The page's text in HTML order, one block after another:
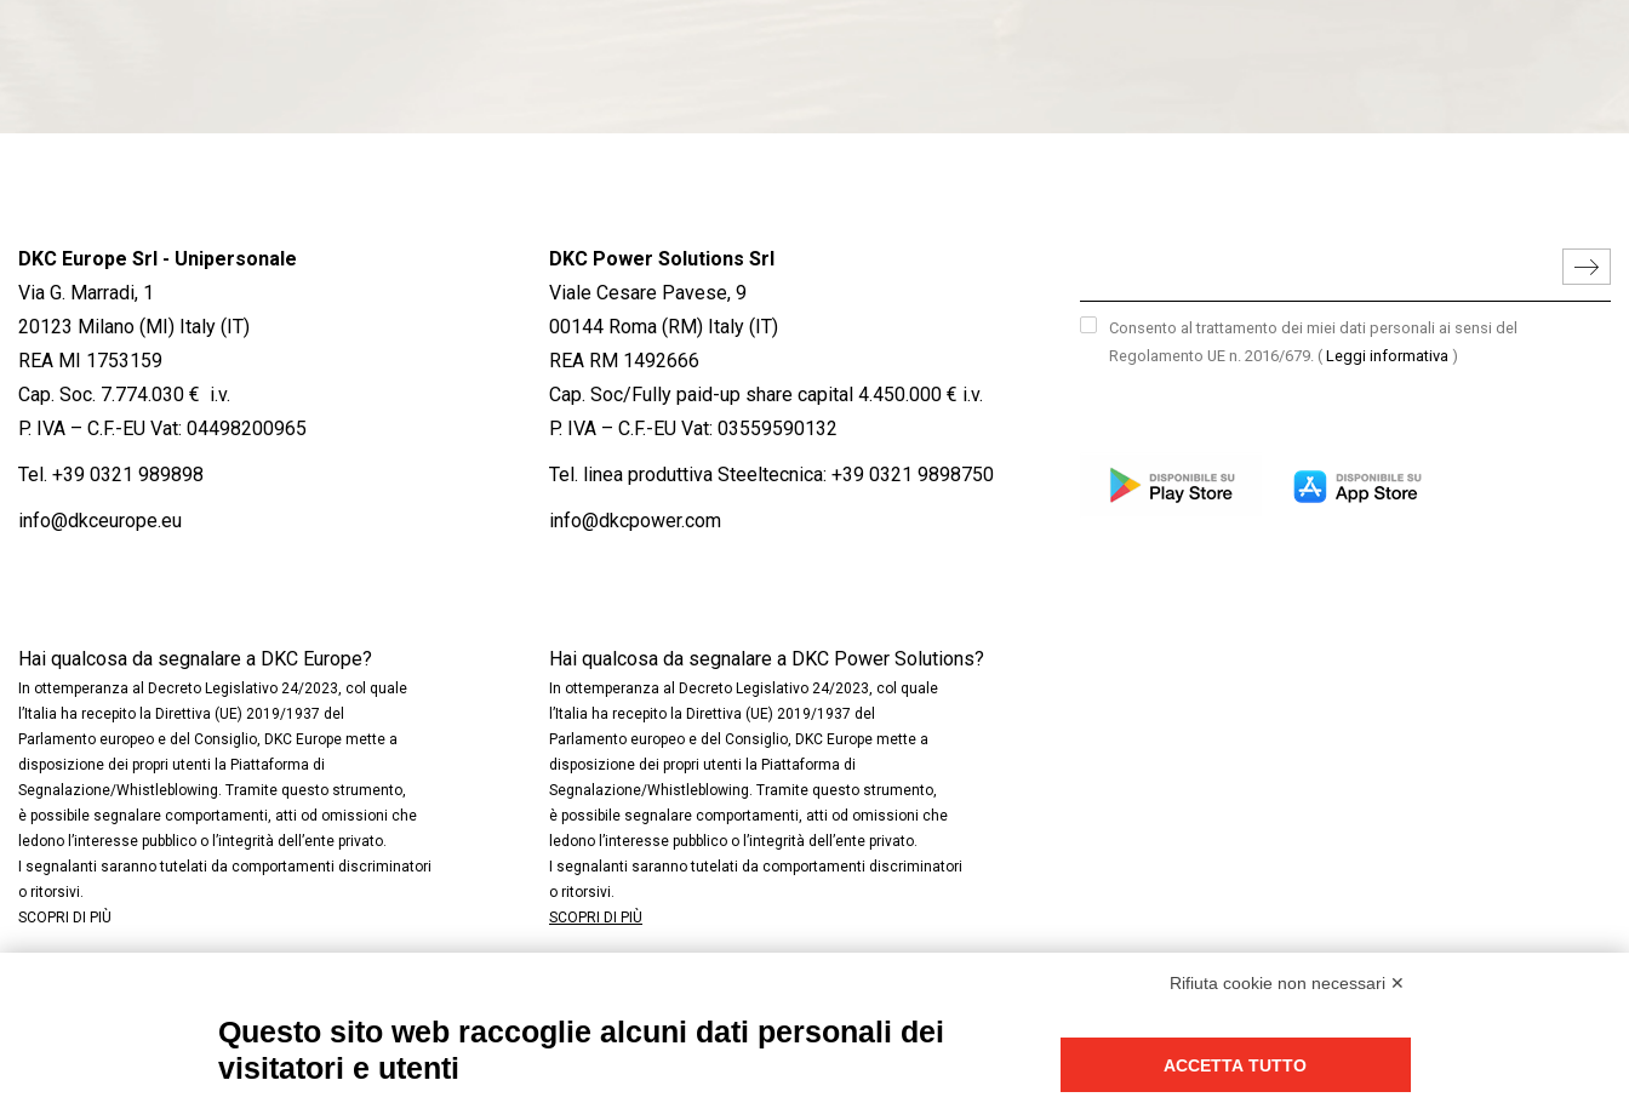
DKC Europe Srl - Unipersonale
Via G. Marradi, 1
20123 Milano (MI) Italy (IT)
REA MI 1753159
Cap. Soc. 7.774.030 € i.v.
P. IVA – C.F.-EU Vat: 04498200965
Tel. +39 0321 989898
info@dkceurope.eu
Hai qualcosa da segnalare a DKC Europe?
In ottemperanza al Decreto Legislativo 24/2023, col quale
l’Italia ha recepito la Direttiva (UE) 2019/1937 del
Parlamento europeo e del Consiglio, DKC Europe mette a
disposizione dei propri utenti la Piattaforma di
Segnalazione/Whistleblowing. Tramite questo strumento,
è possibile segnalare comportamenti, atti od omissioni che
ledono l’interesse pubblico o l’integrità dell’ente privato.
I segnalanti saranno tutelati da comportamenti discriminatori
o ritorsivi.
SCOPRI DI PIÙ
DKC Power Solutions Srl
Viale Cesare Pavese, 9
00144 Roma (RM) Italy (IT)
REA RM 1492666
Cap. Soc/Fully paid-up share capital 4.450.000 € i.v.
P. IVA – C.F.-EU Vat: 03559590132
Tel. linea produttiva Steeltecnica: +39 0321 9898750
info@dkcpower.com
Hai qualcosa da segnalare a DKC Power Solutions?
In ottemperanza al Decreto Legislativo 24/2023, col quale
l’Italia ha recepito la Direttiva (UE) 2019/1937 del
Parlamento europeo e del Consiglio, DKC Europe mette a
disposizione dei propri utenti la Piattaforma di
Segnalazione/Whistleblowing. Tramite questo strumento,
è possibile segnalare comportamenti, atti od omissioni che
ledono l’interesse pubblico o l’integrità dell’ente privato.
I segnalanti saranno tutelati da comportamenti discriminatori
o ritorsivi.
SCOPRI DI PIÙ
Consento al trattamento dei miei dati personali ai sensi del
Regolamento UE n. 2016/679. ( Leggi informativa )
FACEBOOK LINKEDIN / YOUTUBE INSTAGRAM
Privacy -Cookies -Modifica preferenze Cookie
Rifiuta cookie non necessari ✕
Questo sito web raccoglie alcuni dati personali dei
visitatori e utenti
ACCETTA TUTTO